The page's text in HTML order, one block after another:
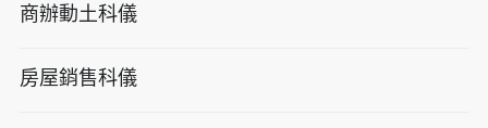
商辦動土科儀
房屋銷售科儀